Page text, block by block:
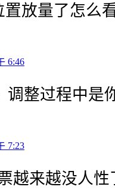
放量了怎么
6:46
调整过程中是
7:23
越来越没人